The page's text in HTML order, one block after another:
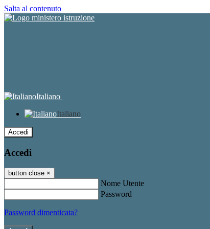
Salta al contenuto
Italiano
Italiano
Accedi
Accedi
button close ×
Nome Utente
Password
Password dimenticata?